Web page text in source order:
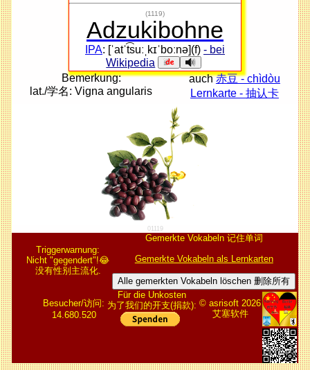
(1119)
Adzukibohne
IPA: [ˈatˈt͡suːˌkɪˈboːnə](f) - bei
Wikipedia
Bemerkung:
lat./学名: Vigna angularis
auch赤豆 - chìdòu
Lernkarte - 抽认卡
01119
Triggerwarnung:
Nicht "gegendert"!😂
没有性别主流化.
Gemerkte Vokabeln 记住单词
Gemerkte Vokabeln als Lernkarten
Alle gemerkten Vokabeln löschen 删除所有
Besucher/访问:
14.680.520
Für die Unkosten
为了我们的开支(捐款): © asrisoft 2026
艾塞软件